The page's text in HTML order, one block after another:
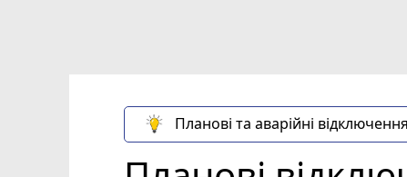
Планові та аварійні